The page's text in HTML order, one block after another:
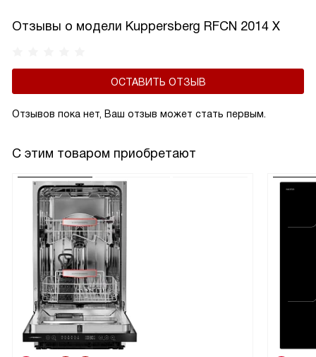
Отзывы о модели Kuppersberg RFCN 2014 X
ОСТАВИТЬ ОТЗЫВ
Отзывов пока нет, Ваш отзыв может стать первым.
С этим товаром приобретают